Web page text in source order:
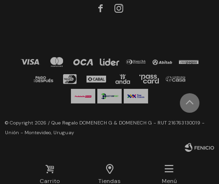
Carrito Tiendas Menú
 
© Copyright 2026 / Que Regalo DOMENECH G & DOMENECH G - RUT 216763130019 -
Unión - Montevideo, Uruguay